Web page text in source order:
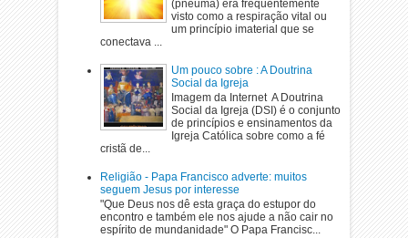
(pneuma) era frequentemente
visto como a respiração vital ou
um princípio imaterial que se
conectava ...
Um pouco sobre : A Doutrina
Social da Igreja
Imagem da Internet A Doutrina
Social da Igreja (DSI) é o conjunto
de princípios e ensinamentos da
Igreja Católica sobre como a fé
cristã de...
Religião - Papa Francisco adverte: muitos
seguem Jesus por interesse
"Que Deus nos dê esta graça do estupor do
encontro e também ele nos ajude a não cair no
espírito de mundanidade" O Papa Francisc...